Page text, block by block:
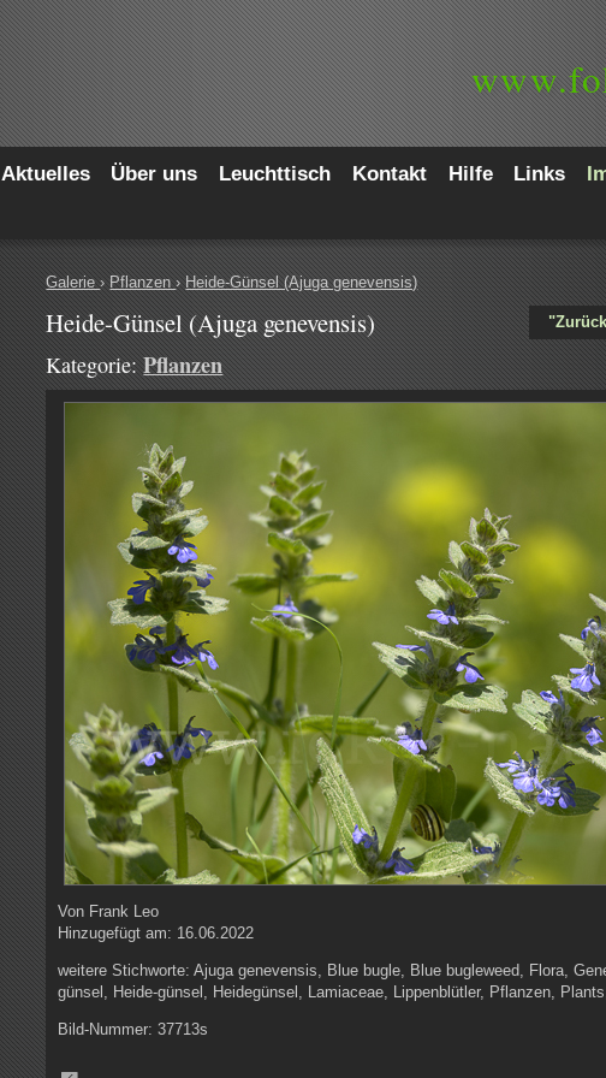
www.
Aktuelles Über uns Leuchttisch Kontakt Hilfe Links
Galerie› Pflanzen›Heide-Günsel (Ajuga genevensis)
Heide-Günsel (Ajuga genevensis)
Kategorie:Pflanzen
Von Frank Leo
Hinzugefügt am: 16.06.2022
weitere Stichworte:Ajuga genevensis, Blue bugle, Blue bugleweed, Flora,
günsel, Heide-günsel, Heidegünsel, Lamiaceae, Lippenblütler, Pflanzen,
Bild-Nummer:37713s